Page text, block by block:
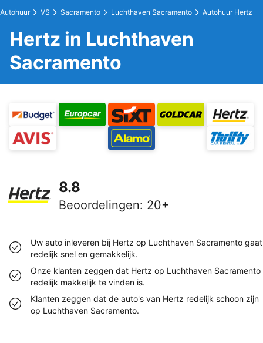
Autohuur VS Sacramento Luchthaven Sacramento Autohuur Hertz
Hertz in Luchthaven
Sacramento
8.8
Beoordelingen: 20+
Uw auto inleveren bij Hertz op Luchthaven Sacramento gaat
redelijk snel en gemakkelijk.
Onze klanten zeggen dat Hertz op Luchthaven Sacramento
redelijk makkelijk te vinden is.
Klanten zeggen dat de auto's van Hertz redelijk schoon zijn
op Luchthaven Sacramento.